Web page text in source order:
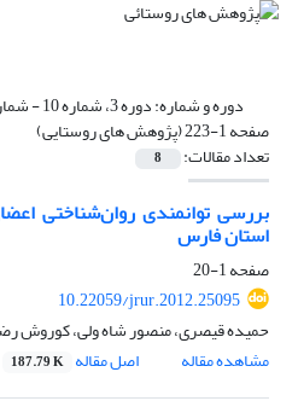
دوره و شماره:
صفحه 1-223 (پژوهش های روستایی)
تعداد مقالات: 8
بررسی توانمندی روان‌شناختی
استان فارس
صفحه1-20
10.22059/jrur.2012.25095
حمیده قیصری، منصور شاه ولی، کوروش
مشاهده مقاله
اصل مقاله 187.79 K